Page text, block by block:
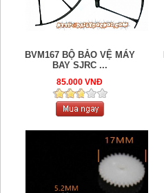
BVM167 BỘ BẢO VỆ MÁY
BAY SJRC ...
85.000 VNĐ